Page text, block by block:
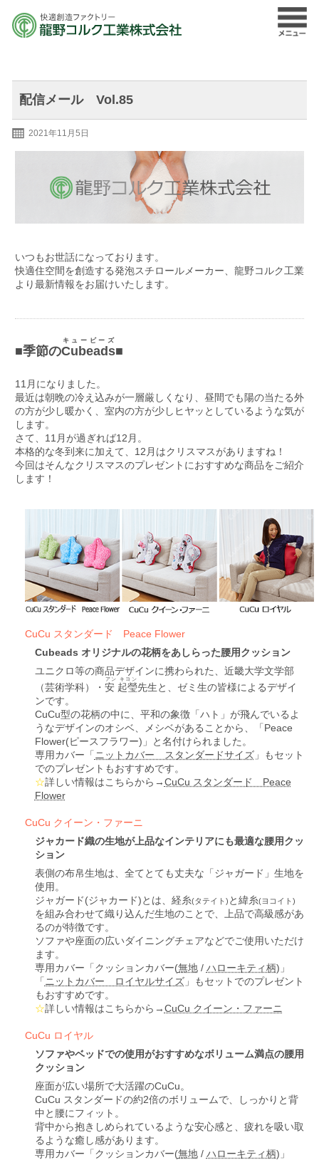
配信メール Vol.85
2021年11月5日
いつもお世話になっております。
快適住空間を創造する発泡スチロールメーカー、龍野コルク工業
より最新情報をお届けいたします。
■季節のCubeads
キュービーズ
■
11月になりました。
最近は朝晩の冷え込みが一層厳しくなり、昼間でも陽の当たる外
の方が少し暖かく、室内の方が少しヒヤッとしているような気が
します。
さて、11月が過ぎれば12月。
本格的な冬到来に加えて、12月はクリスマスがありますね！
今回はそんなクリスマスのプレゼントにおすすめな商品をご紹介
します！
CuCu スタンダード Peace Flower
Cubeads オリジナルの花柄をあしらった腰用クッション
ユニクロ等の商品デザインに携わられた、近畿大学文学部
（芸術学科）・ 安 起瑩
アン キヨン
先生と、ゼミ生の皆様によるデザイ
ンです。
CuCu型の花柄の中に、平和の象徴「ハト」が飛んでいるよ
うなデザインのオシベ、メシベがあることから、「Peace
Flower(ピースフラワー)」と名付けられました。
専用カバー「 ニットカバー スタンダードサイズ」もセット
でのプレゼントもおすすめです。
☆詳しい情報はこちらから→CuCu スタンダード Peace
Flower
CuCu クイーン・ファーニ
ジャカード織の生地が上品なインテリアにも最適な腰用クッ
ション
表側の布帛生地は、全てとても丈夫な「ジャガード」生地を
使用。
ジャガード(ジャカード)とは、経糸(タテイト) と緯糸(ヨコイト)
を組み合わせて織り込んだ生地のことで、上品で高級感があ
るのが特徴です。
ソファや座面の広いダイニングチェアなどでご使用いただけ
ます。
専用カバー「クッションカバー(無地/ ハローキティ柄)」
「 ニットカバー ロイヤルサイズ」もセットでのプレゼント
もおすすめです。
☆詳しい情報はこちらから→CuCu クイーン・ファーニ
CuCu ロイヤル
ソファやベッドでの使用がおすすめなボリューム満点の腰用
クッション
座面が広い場所で大活躍のCuCu。
CuCu スタンダードの約2倍のボリュームで、しっかりと背
中と腰にフィット。
背中から抱きしめられているような安心感と、疲れを吸い取
るような癒し感があります。
専用カバー「クッションカバー(無地/ ハローキティ柄)」